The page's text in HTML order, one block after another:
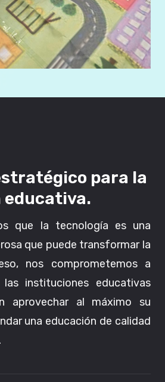
para la
educativa.
que la tecnología es una
que puede transformar la
nos comprometemos a
instituciones educativas
aprovechar al máximo su
una educación de calidad